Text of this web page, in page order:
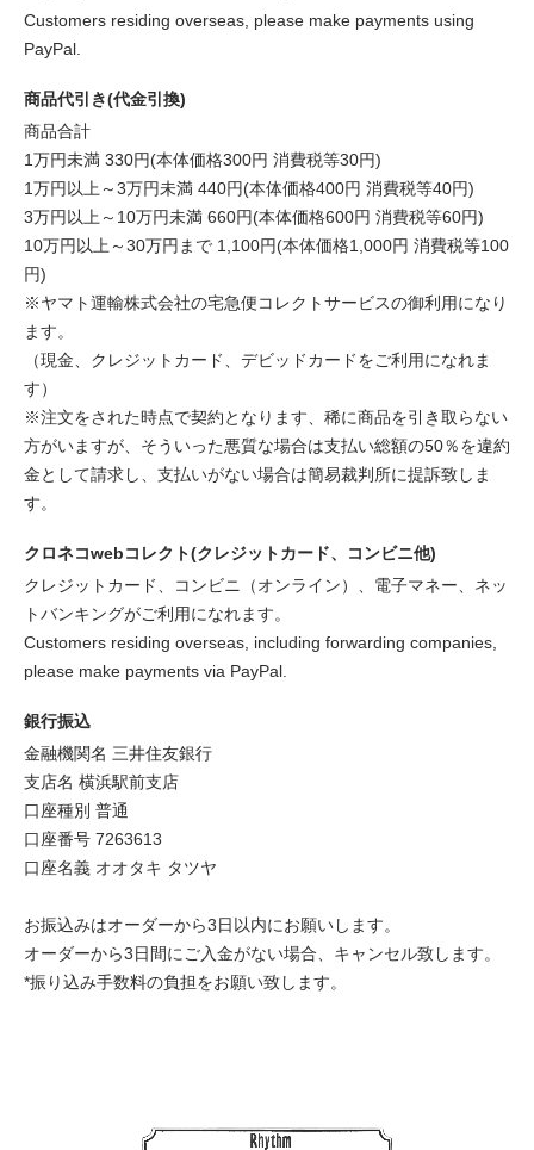
Customers residing overseas, please make payments using
PayPal.
商品代引き(代金引換)
商品合計
1万円未満 330円(本体価格300円 消費税等30円)
1万円以上～3万円未満 440円(本体価格400円 消費税等40円)
3万円以上～10万円未満 660円(本体価格600円 消費税等60円)
10万円以上～30万円まで 1,100円(本体価格1,000円 消費税等100
円)
※ヤマト運輸株式会社の宅急便コレクトサービスの御利用になり
ます。
（現金、クレジットカード、デビッドカードをご利用になれま
す）
※注文をされた時点で契約となります、稀に商品を引き取らない
方がいますが、そういった悪質な場合は支払い総額の50％を違約
金として請求し、支払いがない場合は簡易裁判所に提訴致しま
す。
クロネコwebコレクト(クレジットカード、コンビニ他)
クレジットカード、コンビニ（オンライン）、電子マネー、ネッ
トバンキングがご利用になれます。
Customers residing overseas, including forwarding companies,
please make payments via PayPal.
銀行振込
金融機関名 三井住友銀行
支店名 横浜駅前支店
口座種別 普通
口座番号 7263613
口座名義 オオタキ タツヤ
お振込みはオーダーから3日以内にお願いします。
オーダーから3日間にご入金がない場合、キャンセル致します。
*振り込み手数料の負担をお願い致します。